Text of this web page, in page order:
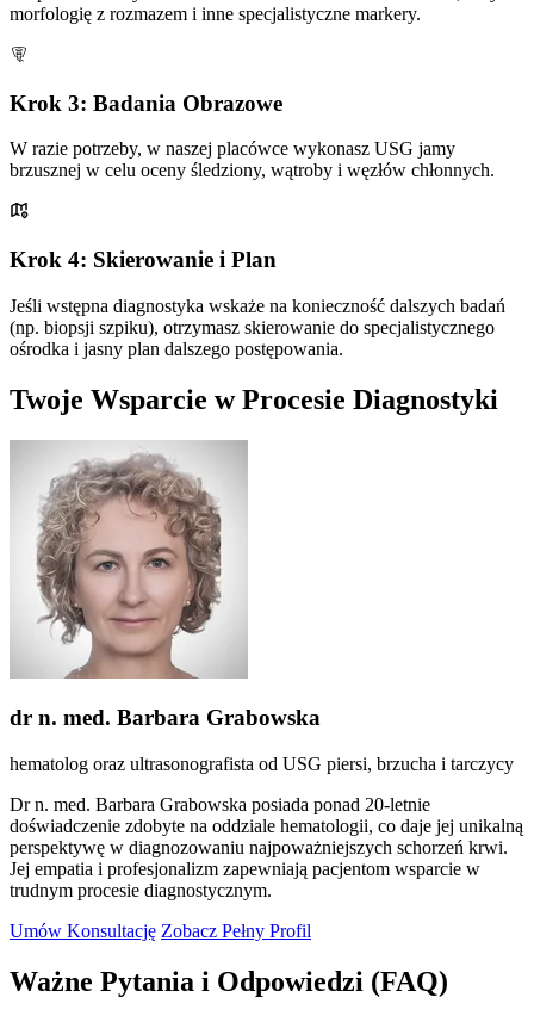
morfologię z rozmazem i inne specjalistyczne markery.
Krok 3: Badania Obrazowe
W razie potrzeby, w naszej placówce wykonasz USG jamy
brzusznej w celu oceny śledziony, wątroby i węzłów chłonnych.
Krok 4: Skierowanie i Plan
Jeśli wstępna diagnostyka wskaże na konieczność dalszych badań
(np. biopsji szpiku), otrzymasz skierowanie do specjalistycznego
ośrodka i jasny plan dalszego postępowania.
Twoje Wsparcie w Procesie Diagnostyki
dr n. med. Barbara Grabowska
hematolog oraz ultrasonografista od USG piersi, brzucha i tarczycy
Dr n. med. Barbara Grabowska posiada ponad 20-letnie
doświadczenie zdobyte na oddziale hematologii, co daje jej unikalną
perspektywę w diagnozowaniu najpoważniejszych schorzeń krwi.
Jej empatia i profesjonalizm zapewniają pacjentom wsparcie w
trudnym procesie diagnostycznym.
Umów Konsultację Zobacz Pełny Profil
Ważne Pytania i Odpowiedzi (FAQ)